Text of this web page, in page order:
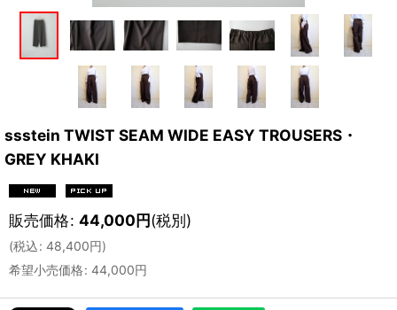
ssstein TWIST SEAM WIDE EASY TROUSERS・
GREY KHAKI
販売価格: 44,000円(税別)
(税込: 48,400円)
希望小売価格: 44,000円